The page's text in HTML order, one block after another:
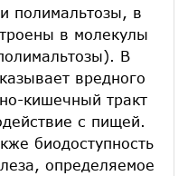
полимальтозы, в
в молекулы
В
вредного
кишечный тракт
с пищей.
биодоступность
определяемое